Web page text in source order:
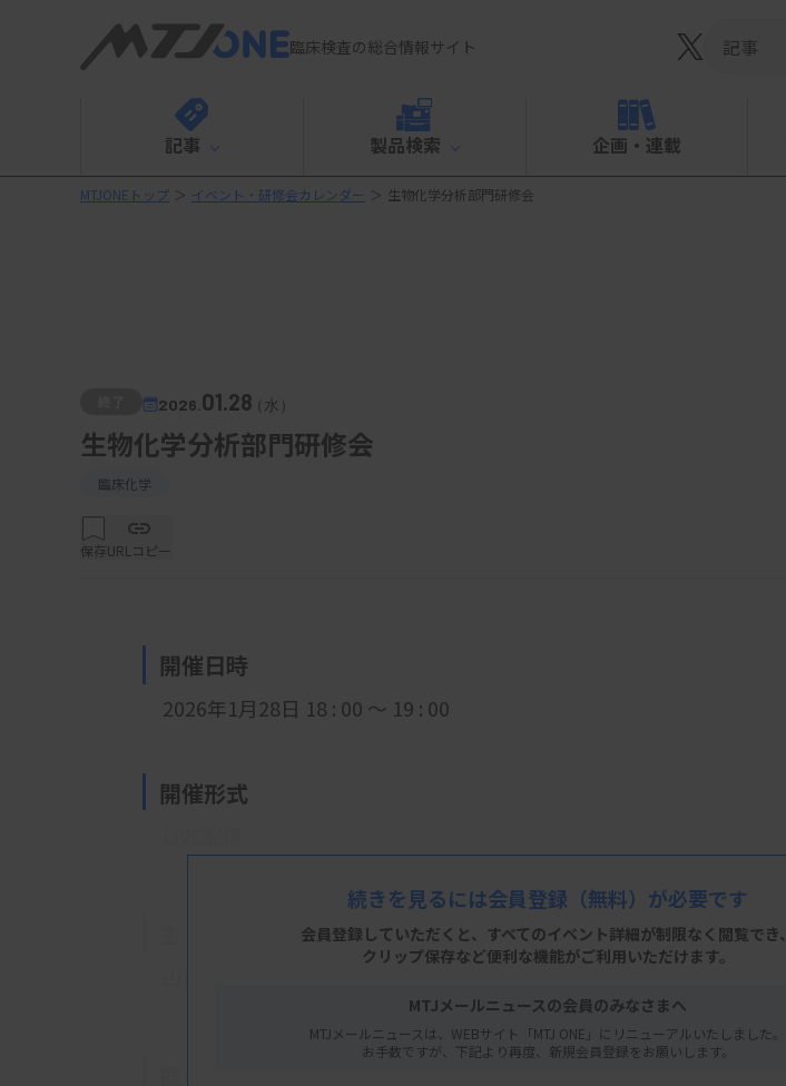
臨床検査の総合情報サイト
記事 製品検索 企画・連載
MTJONEトップ ＞ イベント・研修会カレンダー ＞ 生物化学分析部門研修会
2026. 01.28（水）
生物化学分析部門研修会
臨床化学
保存URLコピー
開催日時
2026年1月28日 18 : 00 ～ 19 : 00
開催形式
続きを見るには会員登録 （無料）が必要です
会員登録していただくと、すべてのイベント詳細が制限なく閲覧でき、
クリップ保存など便利な機能がご利用いただけます。
MTJメールニュースの会員のみなさまへ
MTJメールニュースは、WEBサイト「MTJ ONE」にリニューアルいたしました。
お手数ですが、下記より再度、新規会員登録をお願いします。